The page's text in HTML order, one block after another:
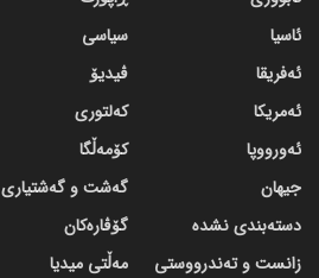
ئاسیا
ئەفریقا
ئەمریکا
ئەورووپا
جیهان
دسته‌بندی نشده
زانست و تەندرووستی
سیاسی
ڤیدیۆ
کەلتوری
کۆمەڵگا
گه‌شت و گه‌شتیاری
گۆڤاره‌کان
مەڵتی میدیا